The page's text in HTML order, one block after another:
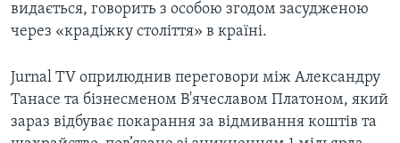
ПОГЛЯД З ВАШИНГТОНА
видається, говорить з особою згодом засудженою
через «крадіжку століття» в країні.
Jurnal TV оприлюднив переговори між Александру
Танасе та бізнесменом В'ячеславом Платоном, який
зараз відбуває покарання за відмивання коштів та